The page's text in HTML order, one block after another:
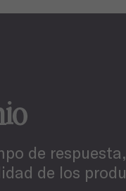
de
de los